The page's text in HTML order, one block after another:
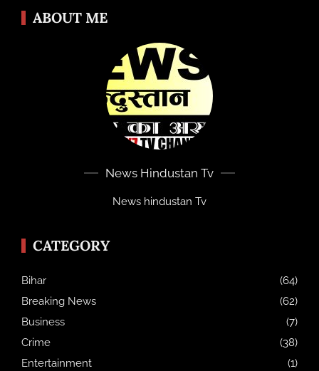
ABOUT ME
News Hindustan Tv
News hindustan Tv
CATEGORY
Bihar
(64)
Breaking News
(62)
Business
(7)
Crime
(38)
Entertainment
(1)